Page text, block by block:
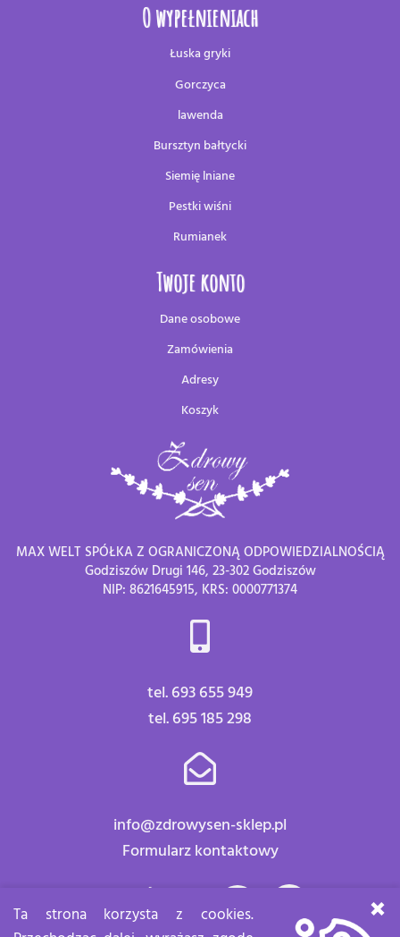
O wypełnieniach
Łuska gryki
Gorczyca
lawenda
Bursztyn bałtycki
Siemię lniane
Pestki wiśni
Rumianek
Twoje konto
Dane osobowe
Zamówienia
Adresy
Koszyk
MAX WELT SPÓŁKA Z OGRANICZONĄ ODPOWIEDZIALNOŚCIĄ
Godziszów Drugi 146, 23-302 Godziszów
NIP: 8621645915, KRS: 0000771374
tel. 693 655 949
tel. 695 185 298
info@zdrowysen-sklep.pl
Formularz kontaktowy
Znajdź nas:
Ta strona korzysta z cookies.
×